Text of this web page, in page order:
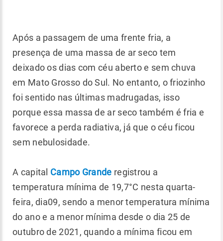
Após a passagem de uma frente fria, a
presença de uma massa de ar seco tem
deixado os dias com céu aberto e sem chuva
em Mato Grosso do Sul. No entanto, o friozinho
foi sentido nas últimas madrugadas, isso
porque essa massa de ar seco também é fria e
favorece a perda radiativa, já que o céu ficou
sem nebulosidade.
A capital Campo Grande registrou a
temperatura mínima de 19,7°C nesta quarta-
feira, dia09, sendo a menor temperatura mínima
do ano e a menor mínima desde o dia 25 de
outubro de 2021, quando a mínima ficou em